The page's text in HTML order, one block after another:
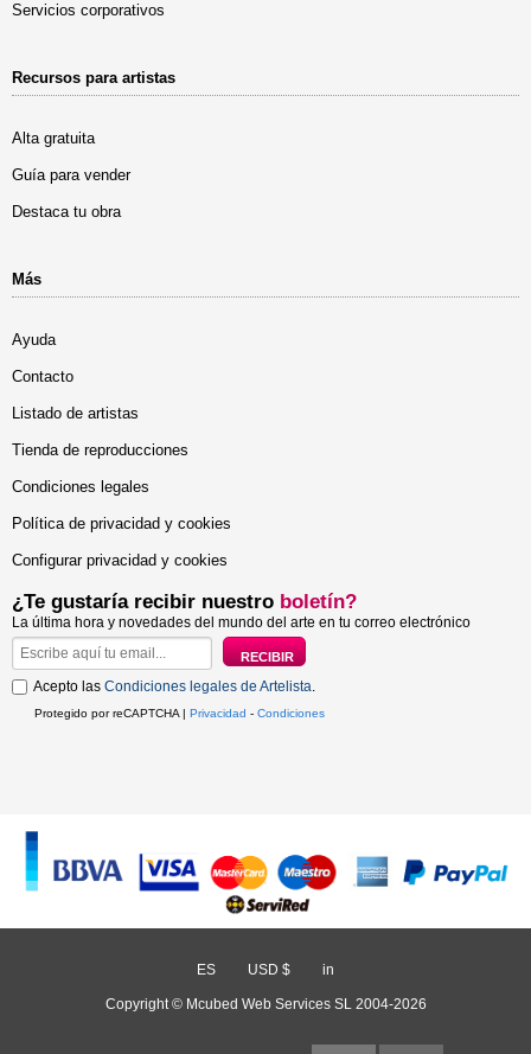
Servicios corporativos
Recursos para artistas
Alta gratuita
Guía para vender
Destaca tu obra
Más
Ayuda
Contacto
Listado de artistas
Tienda de reproducciones
Condiciones legales
Política de privacidad y cookies
Configurar privacidad y cookies
¿Te gustaría recibir nuestro boletín?
La última hora y novedades del mundo del arte en tu correo electrónico
Acepto las Condiciones legales de Artelista.
Protegido por reCAPTCHA | Privacidad - Condiciones
ES USD $ in
Copyright © Mcubed Web Services SL 2004-2026